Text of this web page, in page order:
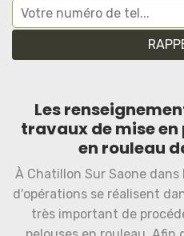
Les
travaux de mise en
en rouleau
À Chatillon Sur Saone
d'opérations se réalisent
très important de